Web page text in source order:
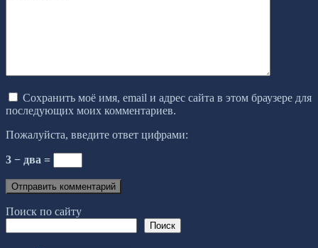
Сохранить моё имя, email и адрес сайта в этом браузере для
последующих моих комментариев.
Пожалуйста, введите ответ цифрами:
3 − два =
Поиск по сайту
Поиск